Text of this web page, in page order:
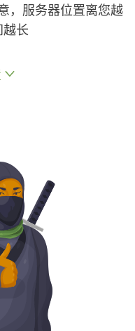
，服务器位置离您越
越长